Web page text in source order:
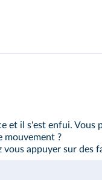
et il s'est enfui.
mouvement ?
appuyer sur des